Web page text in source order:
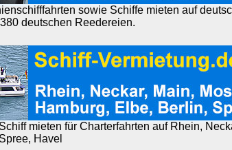
sowie Schiffe mieten auf
deutschen Reedereien.
mieten für Charterfahrten auf Rhein,
Havel